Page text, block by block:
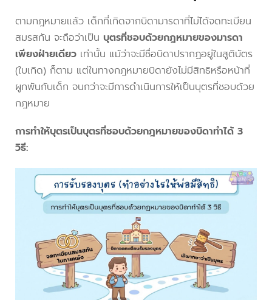
ตามกฎหมายแล้ว เด็กที่เกิดจากบิดามารดาที่ไม่ได้จดทะเบียน
สมรสกัน จะถือว่าเป็น บุตรที่ชอบด้วยกฎหมายของมารดา
เพียงฝ่ายเดียว เท่านั้น แม้ว่าจะมีชื่อบิดาปรากฏอยู่ในสูติบัตร
(ใบเกิด) ก็ตาม แต่ในทางกฎหมายบิดายังไม่มีสิทธิหรือหน้าที่
ผูกพันกับเด็ก จนกว่าจะมีการดำเนินการให้เป็นบุตรที่ชอบด้วย
กฎหมาย
การทำให้บุตรเป็นบุตรที่ชอบด้วยกฎหมายของบิดาทำได้ 3
วิธี: